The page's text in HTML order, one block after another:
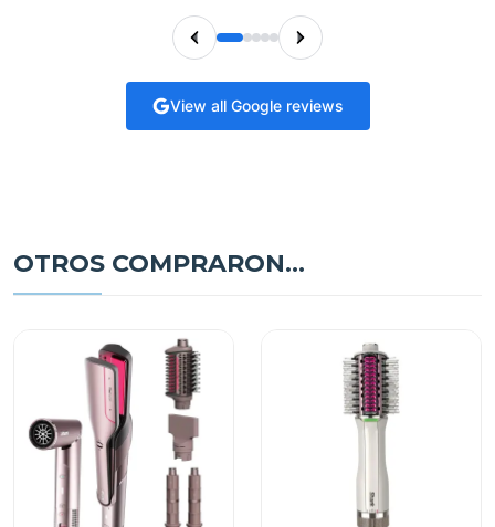
View all Google reviews
OTROS COMPRARON...